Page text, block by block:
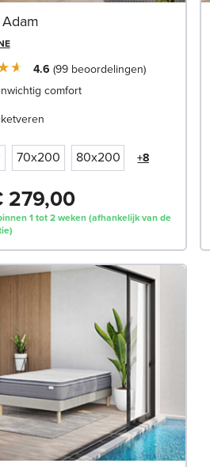
4.6 99 beoordelingen
comfort
70x200 80x200 +8
279,00
1 tot 2 weken (afhankelijk van de